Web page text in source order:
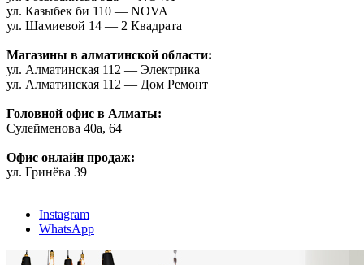
ул. Казыбек би 110 — NOVA
ул. Шамиевой 14 — 2 Квадрата
Магазины в алматинской области:
ул. Алматинская 112 — Электрика
ул. Алматинская 112 — Дом Ремонт
Головной офис в Алматы:
Сулейменова 40а, 64
Офис онлайн продаж:
ул. Гринёва 39
Instagram
WhatsApp